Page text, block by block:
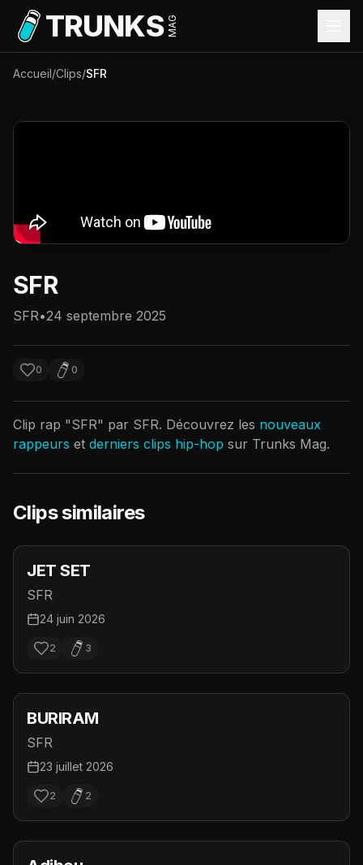
Aller au contenu principal
TRUNKSMAG
Accueil/Clips/SFR
SFR
SFR•24 septembre 2025
0 0
Clip rap "SFR" par SFR. Découvrez les nouveaux
rappeurs et derniers clips hip-hop sur Trunks Mag.
Clips similaires
JET SET
SFR
24 juin 2026
2 3
BURIRAM
SFR
23 juillet 2026
2 2